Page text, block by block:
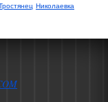
Николаевка